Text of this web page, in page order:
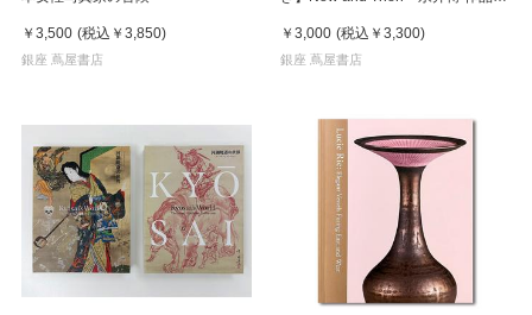
￥3,500 (税込 ￥3,850)
銀座 蔦屋書店
￥3,000 (税込 ￥3,300)
銀座 蔦屋書店